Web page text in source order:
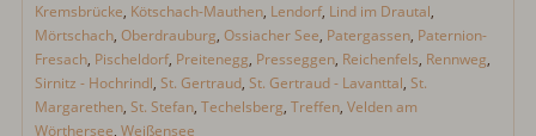
Kremsbrücke, Kötschach-Mauthen, Lendorf, Lind im Drautal,
Mörtschach, Oberdrauburg, Ossiacher See, Patergassen, Paternion-
Fresach, Pischeldorf, Preitenegg, Presseggen, Reichenfels, Rennweg,
Sirnitz - Hochrindl, St. Gertraud, St. Gertraud - Lavanttal, St.
Margarethen, St. Stefan, Techelsberg, Treffen, Velden am
Wörthersee, Weißensee